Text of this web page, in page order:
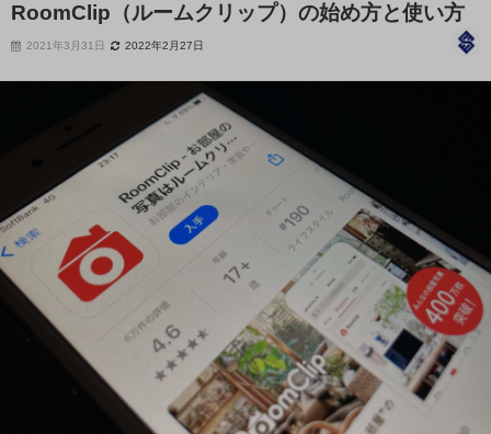
RoomClip（ルームクリップ）の始め方と使い方
2021年3月31日 2022年2月27日